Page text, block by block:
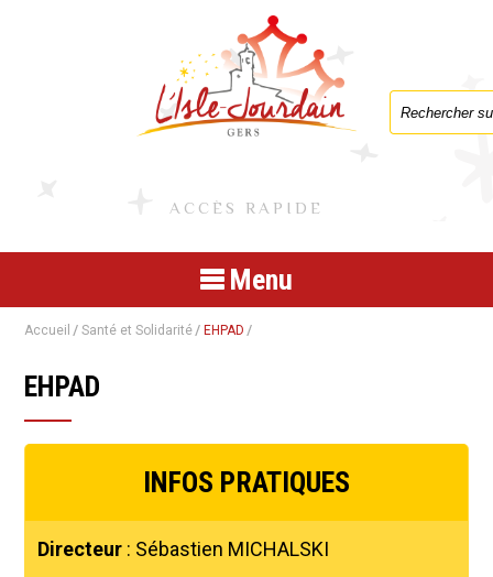
ACCÈS RAPIDE
Menu
Accueil Santé et Solidarité EHPAD
EHPAD
INFOS PRATIQUES
Directeur : Sébastien MICHALSKI